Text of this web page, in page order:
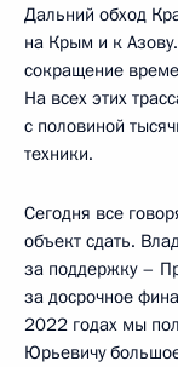
Дальний обход
на Крым и к
сокращение
На всех этих
с половиной
техники.
Сегодня все
объект сдать.
за поддержку –
за досрочное
2022 годах мы
Юрьевичу